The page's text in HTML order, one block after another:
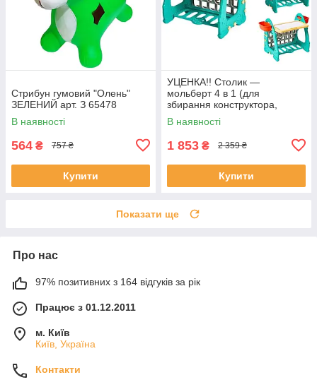
Стрибун гумовий "Олень"
ЗЕЛЕНИЙ арт. З 65478
В наявності
564 ₴ 757 ₴
Купити
УЦЕНКА!! Столик —
мольберт 4 в 1 (для
збирання конструктора,
малювання, книжкова
полиця) арт. S 075
В наявності
1 853 ₴ 2 359 ₴
Купити
Показати ще
Про нас
97% позитивних з 164 відгуків за рік
Працює з 01.12.2011
м. Київ
Київ, Україна
Контакти